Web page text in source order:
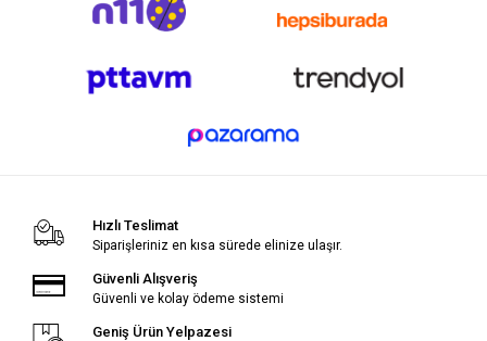
Hızlı Teslimat
Siparişleriniz en kısa sürede elinize ulaşır.
Güvenli Alışveriş
Güvenli ve kolay ödeme sistemi
Geniş Ürün Yelpazesi